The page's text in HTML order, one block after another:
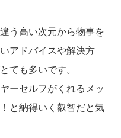
う高い次元から物事を
アドバイスや解決方
ても多いです。
ーセルフがくれるメッ
と納得いく叡智だと気